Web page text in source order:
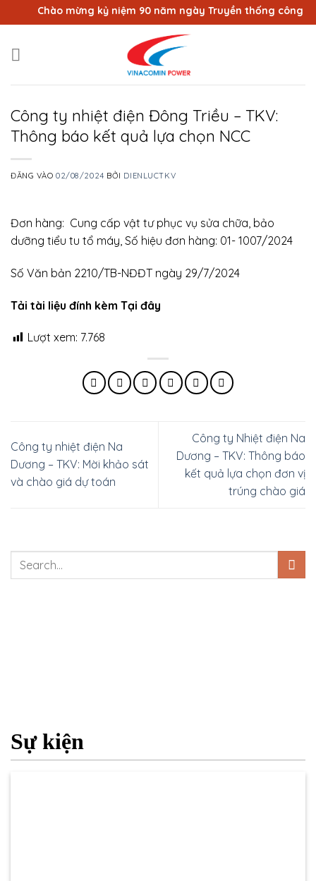
qua
dung
Chào mừng kỷ niệm 90 năm ngày Truyền thống công
Công ty nhiệt điện Đông Triều – TKV:
Thông báo kết quả lựa chọn NCC
ĐĂNG VÀO02/08/2024 BỞI DIENLUCTKV
Đơn hàng: Cung cấp vật tư phục vụ sửa chữa, bảo
dưỡng tiểu tu tổ máy, Số hiệu đơn hàng: 01- 1007/2024
Số Văn bản 2210/TB-NĐĐT ngày 29/7/2024
Tải tài liệu đính kèm Tại đây
Lượt xem: 7.768
Công ty nhiệt điện Na
Dương – TKV: Mời khảo sát
và chào giá dự toán
Công ty Nhiệt điện Na
Dương – TKV: Thông báo
kết quả lựa chọn đơn vị
trúng chào giá
Sự kiện